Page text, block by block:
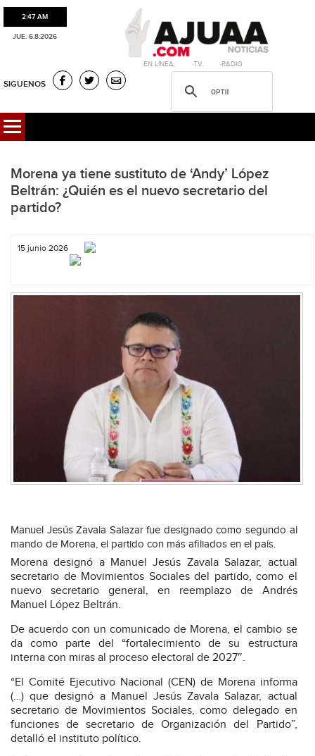
2:47 AM
JUE. 6.8.2026
·EN LÍNEA. ·T.V. ·RADIO
SIGUENOS
Morena ya tiene sustituto de ‘Andy’ López
Beltrán: ¿Quién es el nuevo secretario del
partido?
15 junio 2026
Manuel Jesús Zavala Salazar fue designado como segundo al
mando de Morena, el partido con más afiliados en el país.
Morena designó a Manuel Jesús Zavala Salazar, actual
secretario de Movimientos Sociales del partido, como el
nuevo secretario general, en reemplazo de Andrés
Manuel López Beltrán.
De acuerdo con un comunicado de Morena, el cambio se
da como parte del “fortalecimiento de su estructura
interna con miras al proceso electoral de 2027″.
“El Comité Ejecutivo Nacional (CEN) de Morena informa
(…) que designó a Manuel Jesús Zavala Salazar, actual
secretario de Movimientos Sociales, como delegado en
funciones de secretario de Organización del Partido”,
detalló el instituto político.